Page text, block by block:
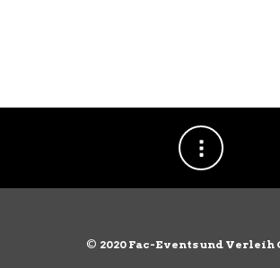
© 2020 Fac-Events und Verleih